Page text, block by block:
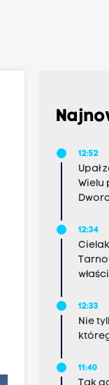
12:52
Upał
Wielu
12:34
12:33
Nie
11:40